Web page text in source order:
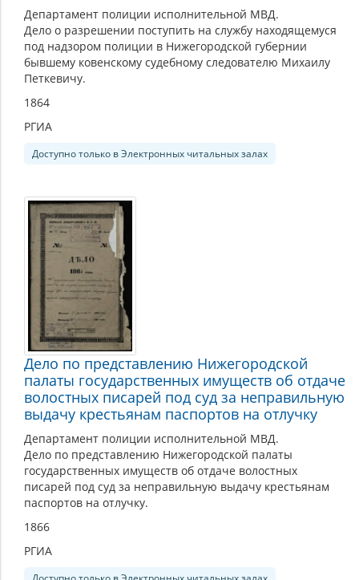
Департамент полиции исполнительной МВД.
Дело о разрешении поступить на службу находящемуся
под надзором полиции в Нижегородской губернии
бывшему ковенскому судебному следователю Михаилу
Петкевичу.
1864
РГИА
Доступно только в Электронных читальных залах
Дело по представлению Нижегородской
палаты государственных имуществ об отдаче
волостных писарей под суд за неправильную
выдачу крестьянам паспортов на отлучку
Департамент полиции исполнительной МВД.
Дело по представлению Нижегородской палаты
государственных имуществ об отдаче волостных
писарей под суд за неправильную выдачу крестьянам
паспортов на отлучку.
1866
РГИА